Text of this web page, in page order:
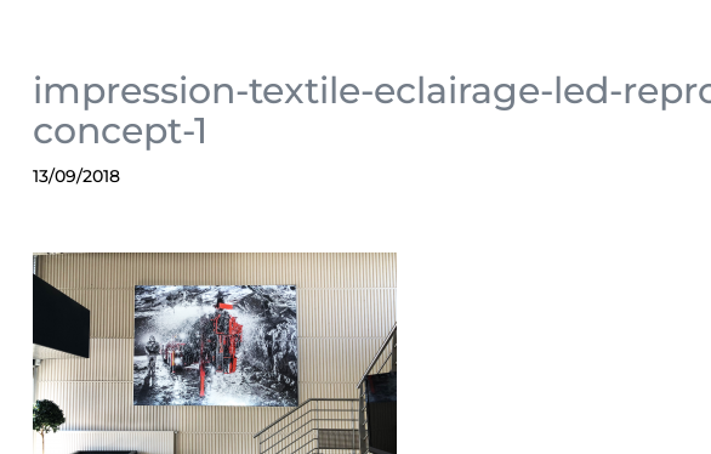
impression-textile-eclairage-led-
concept-1
13/09/2018